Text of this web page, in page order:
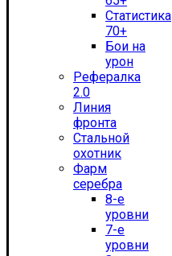
Статистика
70+
Бои на
урон
Рефералка
2.0
Линия
фронта
Стальной
охотник
Фарм
серебра
8-е
уровни
7-е
уровни